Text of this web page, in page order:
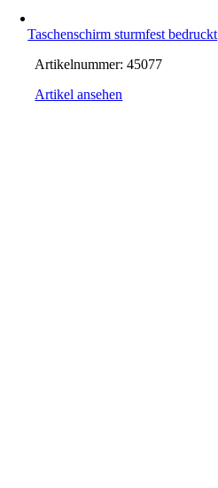
Taschenschirm sturmfest bedruckt
Artikelnummer:45077
Artikel ansehen